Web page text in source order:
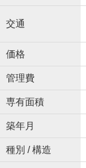
交通
価格
管理費
専有面積
築年月
種別 / 構造